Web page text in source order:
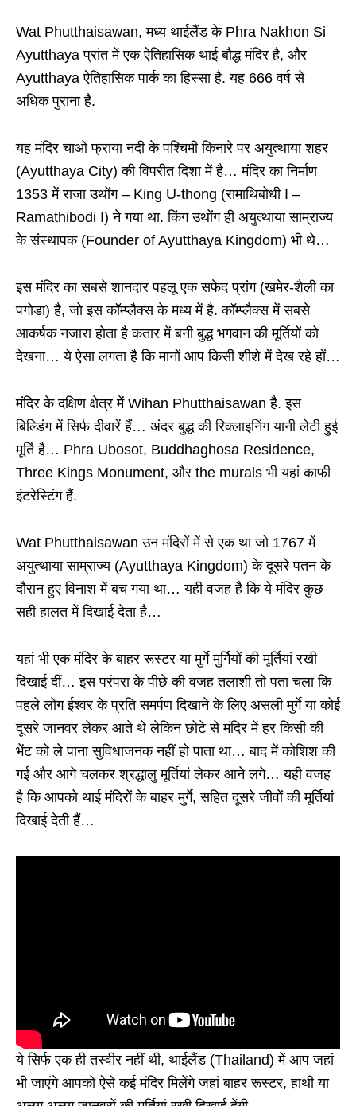
Wat Phutthaisawan, मध्य थाईलैंड के Phra Nakhon Si
Ayutthaya प्रांत में एक ऐतिहासिक थाई बौद्ध मंदिर है, और
Ayutthaya ऐतिहासिक पार्क का हिस्सा है. यह 666 वर्ष से
अधिक पुराना है.
यह मंदिर चाओ फ्राया नदी के पश्चिमी किनारे पर अयुत्थाया शहर
(Ayutthaya City) की विपरीत दिशा में है… मंदिर का निर्माण
1353 में राजा उथोंग – King U-thong (रामाथिबोधी I –
Ramathibodi I) ने गया था. किंग उथोंग ही अयुत्थाया साम्राज्य
के संस्थापक (Founder of Ayutthaya Kingdom) भी थे…
इस मंदिर का सबसे शानदार पहलू एक सफेद प्रांग (खमेर-शैली का
पगोडा) है, जो इस कॉम्प्लैक्स के मध्य में है. कॉम्प्लैक्स में सबसे
आकर्षक नजारा होता है कतार में बनी बुद्ध भगवान की मूर्तियों को
देखना… ये ऐसा लगता है कि मानों आप किसी शीशे में देख रहे हों…
मंदिर के दक्षिण क्षेत्र में Wihan Phutthaisawan है. इस
बिल्डिंग में सिर्फ दीवारें हैं… अंदर बुद्ध की रिक्लाइनिंग यानी लेटी हुई
मूर्ति है… Phra Ubosot, Buddhaghosa Residence,
Three Kings Monument, और the murals भी यहां काफी
इंटरेस्टिंग हैं.
Wat Phutthaisawan उन मंदिरों में से एक था जो 1767 में
अयुत्थाया साम्राज्य (Ayutthaya Kingdom) के दूसरे पतन के
दौरान हुए विनाश में बच गया था… यही वजह है कि ये मंदिर कुछ
सही हालत में दिखाई देता है…
यहां भी एक मंदिर के बाहर रूस्टर या मुर्गे मुर्गियों की मूर्तियां रखी
दिखाई दीं… इस परंपरा के पीछे की वजह तलाशी तो पता चला कि
पहले लोग ईश्वर के प्रति समर्पण दिखाने के लिए असली मुर्गे या कोई
दूसरे जानवर लेकर आते थे लेकिन छोटे से मंदिर में हर किसी की
भेंट को ले पाना सुविधाजनक नहीं हो पाता था… बाद में कोशिश की
गई और आगे चलकर श्रद्धालु मूर्तियां लेकर आने लगे… यही वजह
है कि आपको थाई मंदिरों के बाहर मुर्गे, सहित दूसरे जीवों की मूर्तियां
दिखाई देती हैं…
ये सिर्फ एक ही तस्वीर नहीं थी, थाईलैंड (Thailand) में आप जहां
भी जाएंगे आपको ऐसे कई मंदिर मिलेंगे जहां बाहर रूस्टर, हाथी या